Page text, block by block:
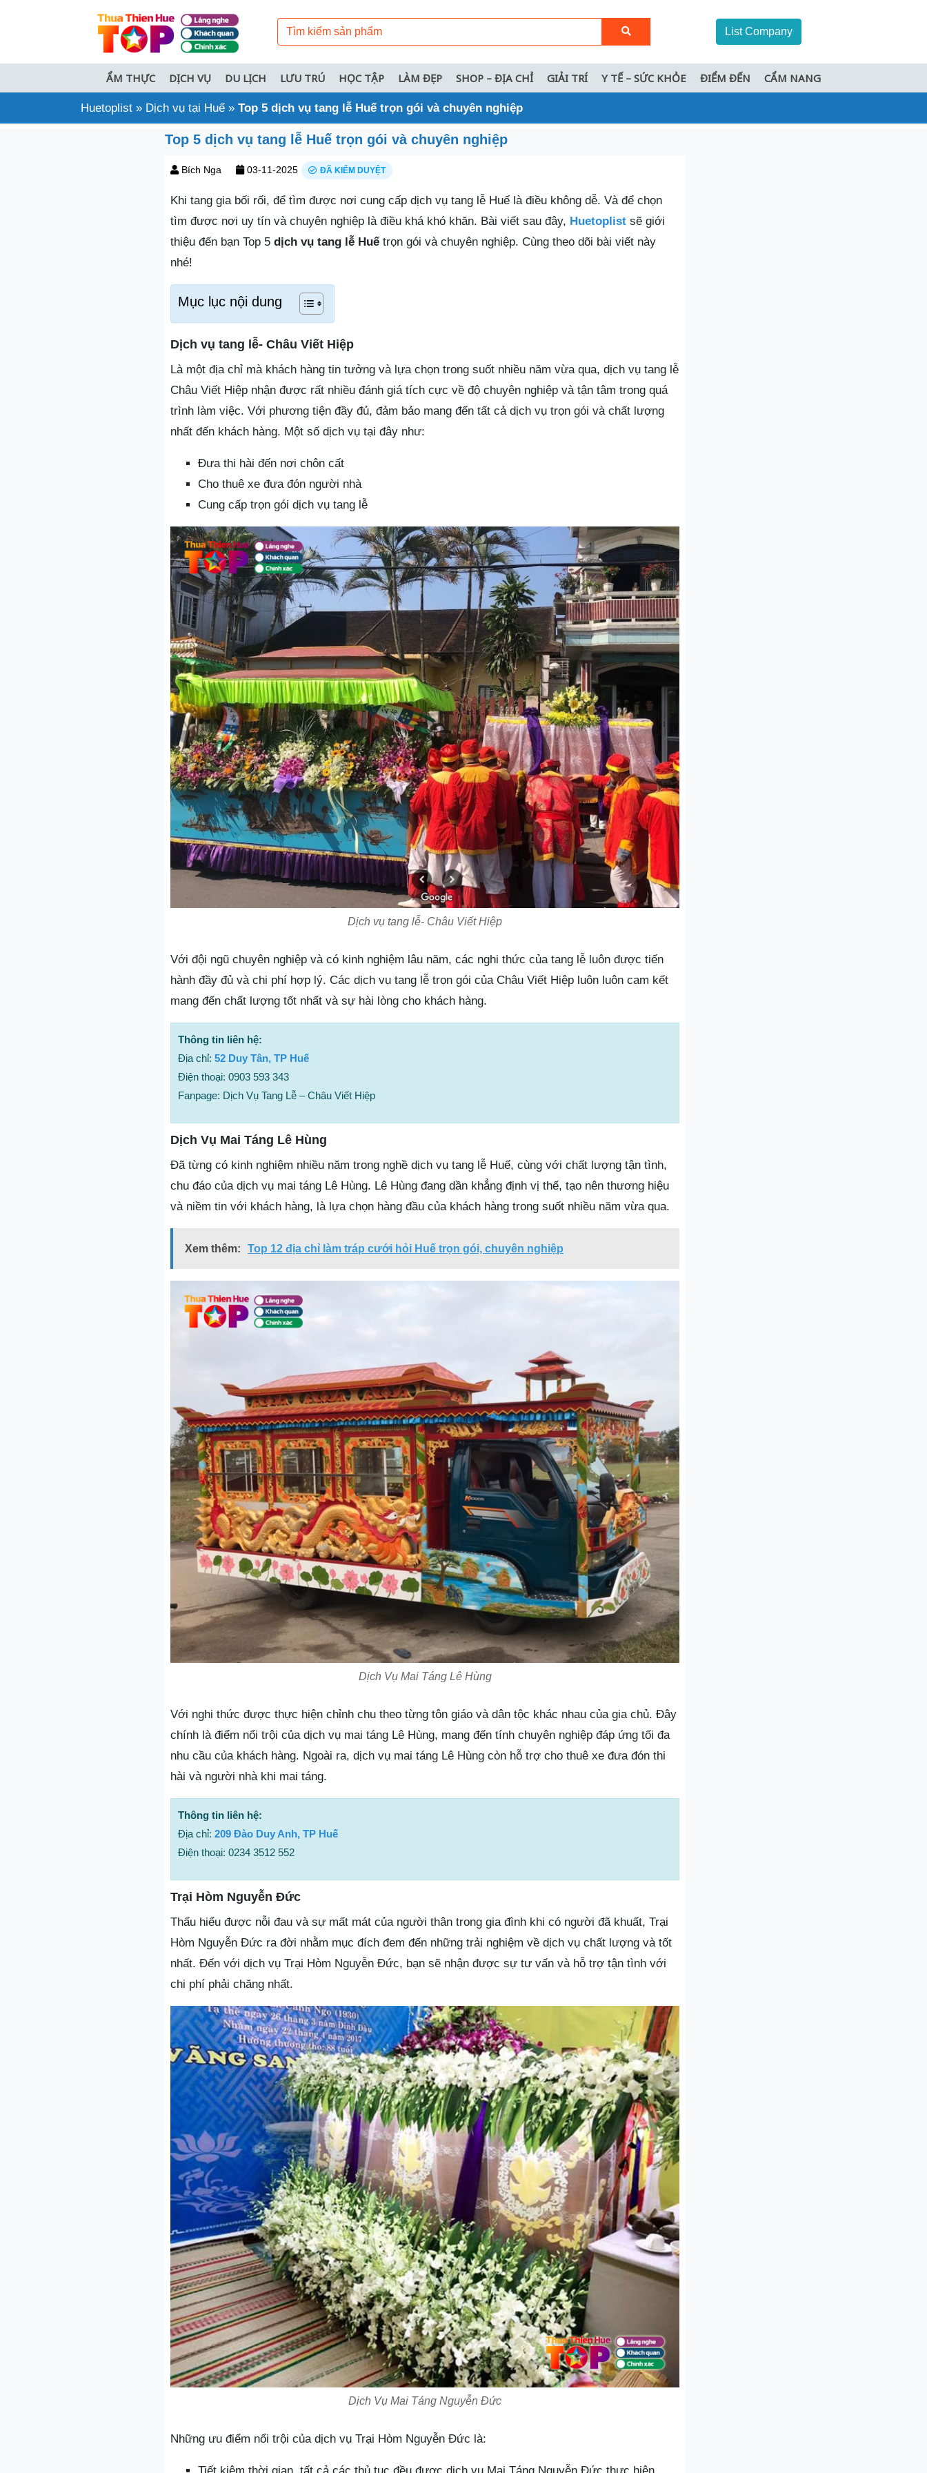
List Company
ẨM THỰC DỊCH VỤ DU LỊCH LƯU TRÚ HỌC TẬP LÀM ĐẸP SHOP – ĐỊA CHỈ GIẢI TRÍ Y TẾ – SỨC KHỎE ĐIỂM ĐẾN CẨM NANG
Huetoplist » Dịch vụ tại Huế » Top 5 dịch vụ tang lễ Huế trọn gói và chuyên nghiệp
Top 5 dịch vụ tang lễ Huế trọn gói và chuyên nghiệp
Bích Nga 03-11-2025 ĐÃ KIỂM DUYỆT
Khi tang gia bối rối, để tìm được nơi cung cấp dịch vụ tang lễ Huế là điều không dễ. Và để chọn
tìm được nơi uy tín và chuyên nghiệp là điều khá khó khăn. Bài viết sau đây, Huetoplist sẽ giới
thiệu đến bạn Top 5 dịch vụ tang lễ Huếtrọn gói và chuyên nghiệp. Cùng theo dõi bài viết này
nhé!
Mục lục nội dung
Dịch vụ tang lễ- Châu Viết Hiệp
Là một địa chỉ mà khách hàng tin tưởng và lựa chọn trong suốt nhiều năm vừa qua, dịch vụ tang lễ
Châu Viết Hiệp nhận được rất nhiều đánh giá tích cực về độ chuyên nghiệp và tận tâm trong quá
trình làm việc. Với phương tiện đầy đủ, đảm bảo mang đến tất cả dịch vụ trọn gói và chất lượng
nhất đến khách hàng. Một số dịch vụ tại đây như:
Đưa thi hài đến nơi chôn cất
Cho thuê xe đưa đón người nhà
Cung cấp trọn gói dịch vụ tang lễ
Dịch vụ tang lễ- Châu Viết Hiệp
Với đội ngũ chuyên nghiệp và có kinh nghiệm lâu năm, các nghi thức của tang lễ luôn được tiến
hành đầy đủ và chi phí hợp lý. Các dịch vụ tang lễ trọn gói của Châu Viết Hiệp luôn luôn cam kết
mang đến chất lượng tốt nhất và sự hài lòng cho khách hàng.
Thông tin liên hệ:
Địa chỉ: 52 Duy Tân, TP Huế
Điện thoại: 0903 593 343
Fanpage: Dịch Vụ Tang Lễ – Châu Viết Hiệp
Dịch Vụ Mai Táng Lê Hùng
Đã từng có kinh nghiệm nhiều năm trong nghề dịch vụ tang lễ Huế, cùng với chất lượng tận tình,
chu đáo của dịch vụ mai táng Lê Hùng. Lê Hùng đang dần khẳng định vị thế, tạo nên thương hiệu
và niềm tin với khách hàng, là lựa chọn hàng đầu của khách hàng trong suốt nhiều năm vừa qua.
Xem thêm: Top 12 địa chỉ làm tráp cưới hỏi Huế trọn gói, chuyên nghiệp
Dịch Vụ Mai Táng Lê Hùng
Với nghi thức được thực hiện chỉnh chu theo từng tôn giáo và dân tộc khác nhau của gia chủ. Đây
chính là điểm nổi trội của dịch vụ mai táng Lê Hùng, mang đến tính chuyên nghiệp đáp ứng tối đa
nhu cầu của khách hàng. Ngoài ra, dịch vụ mai táng Lê Hùng còn hỗ trợ cho thuê xe đưa đón thi
hài và người nhà khi mai táng.
Thông tin liên hệ:
Địa chỉ: 209 Đào Duy Anh, TP Huế
Điện thoại: 0234 3512 552
Trại Hòm Nguyễn Đức
Thấu hiểu được nỗi đau và sự mất mát của người thân trong gia đình khi có người đã khuất, Trại
Hòm Nguyễn Đức ra đời nhằm mục đích đem đến những trải nghiệm về dịch vụ chất lượng và tốt
nhất. Đến với dịch vụ Trại Hòm Nguyễn Đức, bạn sẽ nhận được sự tư vấn và hỗ trợ tận tình với
chi phí phải chăng nhất.
Dịch Vụ Mai Táng Nguyễn Đức
Những ưu điểm nổi trội của dịch vụ Trại Hòm Nguyễn Đức là: